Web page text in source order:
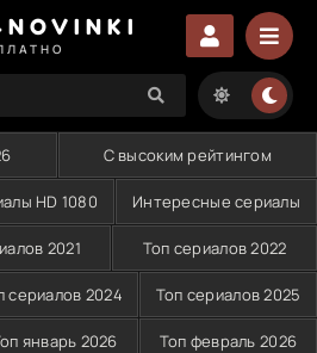
С высоким рейтингом
HD 1080 Интересные сериалы
2021 Топ сериалов 2022
сериалов 2024 Топ сериалов 2025
январь 2026 Топ февраль 2026